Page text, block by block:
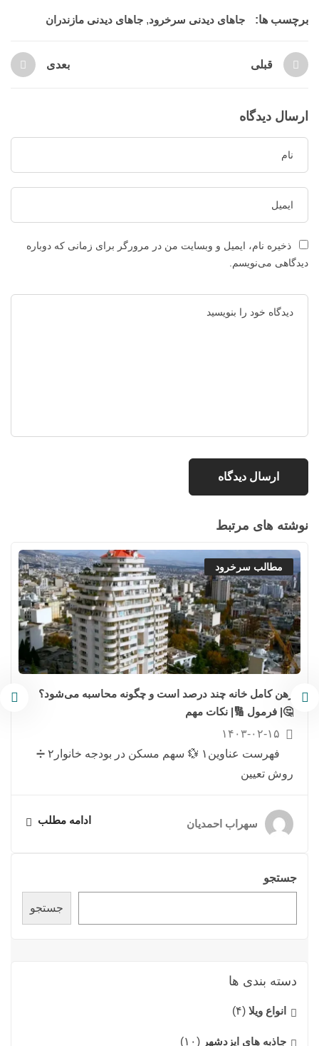
جستجو
جستجو
دسته بندی ها
انواع ویلا (۴)
جاذبه های ایزدشهر (۱۰)
برچسب ها: جاهای دیدنی سرخرود, جاهای دیدنی مازندران
قبلی بعدی
ارسال دیدگاه
ذخیره نام، ایمیل و وبسایت من در مرورگر برای زمانی که دوباره
دیدگاهی می‌نویسم.
نوشته های مرتبط
مطالب سرخرود
رهن کامل خانه چند درصد است و چگونه محاسبه می‌شود؟
🤔| فرمول 🔢| نکات مهم
۱۴۰۳-۰۲-۱۵
فهرست عناوین۱ 💱 سهم مسکن در بودجه خانوار۲ ➗
روش تعیین
سهراب احمدیان ادامه مطلب